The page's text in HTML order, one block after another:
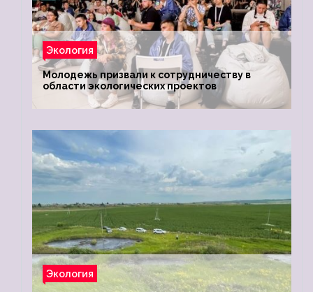
Экология
Молодежь призвали к сотрудничеству в
области экологических проектов
Экология